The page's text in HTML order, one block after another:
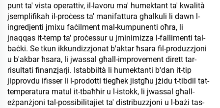
punt ta' vista operattiv, il-lavoru ma' humektant ta' kwalità
jsemplifikah il-proċess ta' manifattura għalkuli li dawn l-
ingredjenti jmixu faċilment mal-kumpunenti oħra, li
jnaqqas it-temp ta' proċessur u jminimizza l-fallimenti tal-
baċki. Se tkun ikkundizzjonat b'aktar ħsara fil-produzzjoni
u b'akbar ħsara, li jwassal għall-improvement dirett tar-
risultati finanzjarji. Istabbiltà li humektanti b'dan it-tip
jipprovdu ifisser li l-prodotti tiegħek jistgħu jżidu t-tibdil tat-
temperatura matul it-tbaħħir u l-istokk, li jwassal għall-
eżpanżjoni tal-possibilitajiet ta' distribuzzjoni u l-bażi tas-